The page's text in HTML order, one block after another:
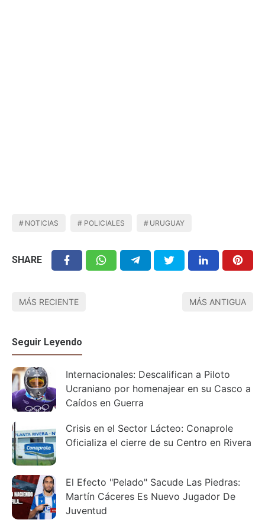
NOTICIAS POLICIALES URUGUAY
SHARE
MÁS RECIENTE MÁS ANTIGUA
Seguir Leyendo
Internacionales: Descalifican a Piloto
Ucraniano por homenajear en su Casco a
Caídos en Guerra
Crisis en el Sector Lácteo: Conaprole
Oficializa el cierre de su Centro en Rivera
El Efecto "Pelado" Sacude Las Piedras:
Martín Cáceres Es Nuevo Jugador De
Juventud